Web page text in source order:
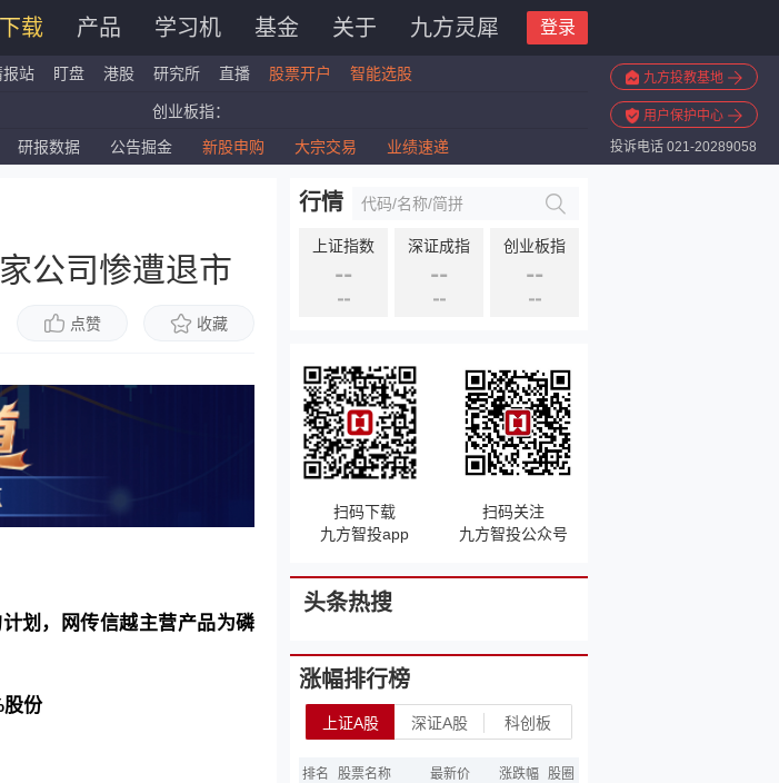
下载 产品 学习机 基金 关于 九方灵犀 登录
报站 盯盘 港股 研究所 直播 股票开户 智能选股 九方投教基地
用户保护中心
投诉电话 021-20289058
创业板指：
红筹指数：
研报数据 公告掘金 新股申购 大宗交易 业绩速递
公司惨遭退市
点赞 收藏
划，网传信越主营产品为磷
股份
行情
上证指数
--
--
深证成指
--
--
创业板指
--
--
扫码下载
九方智投app
扫码关注
九方智投公众号
头条热搜
涨幅排行榜
上证A股 深证A股 科创板
排名 股票名称 最新价 涨跌幅 股圈